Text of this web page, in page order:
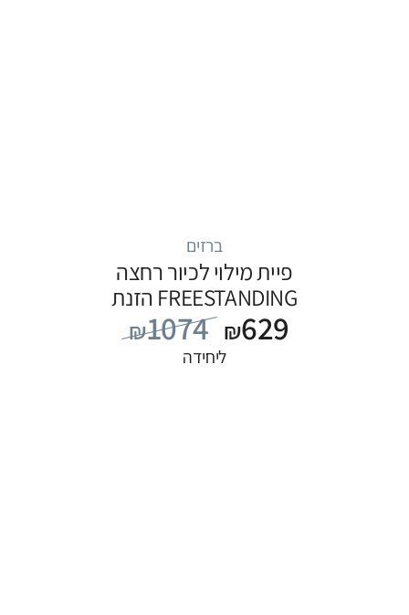
ברזים
פיית מילוי לכיור רחצה
FREESTANDING הזנת
מים מהרצפה, סדרה
FLOW: לבן
₪1074 ₪629
ליחידה